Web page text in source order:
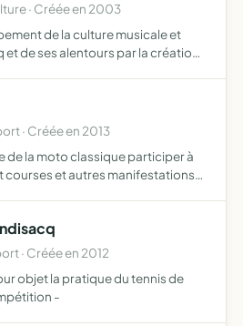
· Créée en 2003
de la culture musicale et
de ses alentours par la création
· Créée en 2013
de la moto classique participer à
et autres manifestations
· Créée en 2012
objet la pratique du tennis de
-